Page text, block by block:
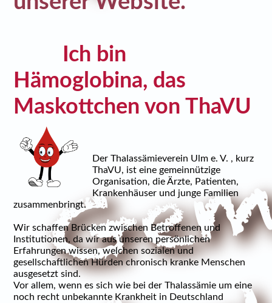
Ich bin
Hämoglobina, das
Maskottchen von ThaVU
Der Thalassämieverein Ulm e. V. , kurz
ThaVU, ist eine gemeinnützige
Organisation, die Ärzte, Patienten,
Krankenhäuser und junge Familien
zusammenbringt.
Wir schaffen Brücken zwischen Betroffenen und
Institutionen, da wir aus unseren persönlichen
Erfahrungen wissen, welchen sozialen und
gesellschaftlichen Hürden chronisch kranke Menschen
ausgesetzt sind.
Vor allem, wenn es sich wie bei der Thalassämie um eine
noch recht unbekannte Krankheit in Deutschland